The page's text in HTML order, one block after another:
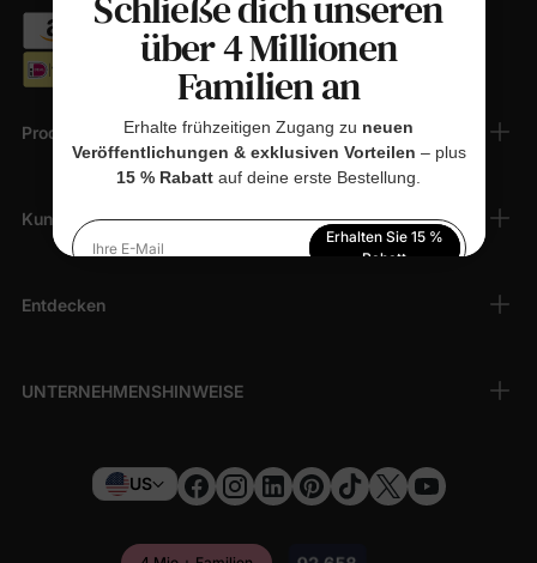
Produkte
Kundendienst
Entdecken
UNTERNEHMENSHINWEISE
US
über 4 Millionen
Familien an
Erhalte frühzeitigen Zugang zu neuen
Veröffentlichungen & exklusiven Vorteilen – plus
15 % Rabatt auf deine erste Bestellung.
Ihre E-Mail
Erhalten Sie 15 %
Rabatt